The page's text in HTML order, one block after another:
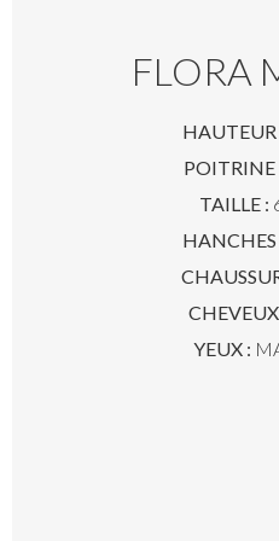
FLORA
HAUTEUR
POITRINE
TAILLE :
HANCHES
YEUX :